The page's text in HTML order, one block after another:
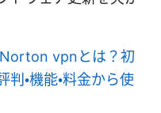
Norton vpnとは？初
・機能・料金から使